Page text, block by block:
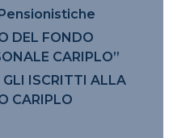
DEL FONDO
CARIPLO”
GLI ISCRITTI ALLA
CARIPLO